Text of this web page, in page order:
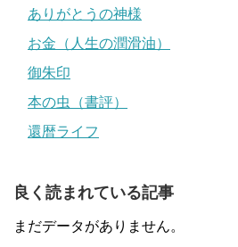
ありがとうの神様
お金（人生の潤滑油）
御朱印
本の虫（書評）
還暦ライフ
良く読まれている記事
まだデータがありません。